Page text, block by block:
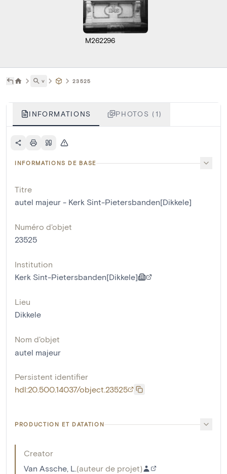
M262296
˅ 23525
INFORMATIONS PHOTOS (1)
INFORMATIONS DE BASE
Titre
autel majeur - Kerk Sint-Pietersbanden[Dikkele]
Numéro d'objet
23525
Institution
Kerk Sint-Pietersbanden[Dikkele]
Lieu
Dikkele
Nom d'objet
autel majeur
Persistent identifier
hdl:20.500.14037/object.23525
PRODUCTION ET DATATION
Creator
Van Assche, L.(auteur de projet)